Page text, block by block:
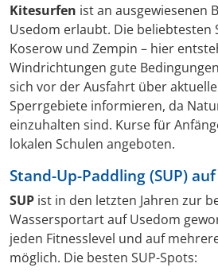
Kitesurfen ist an ausgewiesenen
Usedom erlaubt. Die beliebtesten
Koserow und Zempin – hier
Windrichtungen gute
sich vor der Ausfahrt über
Sperrgebiete informieren, da
einzuhalten sind. Kurse für
lokalen Schulen angeboten.
Stand-Up-Paddling (SUP)
SUP ist in den letzten Jahren zur
Wassersportart auf Usedom
jeden Fitnesslevel und auf
möglich. Die besten SUP-Spots: